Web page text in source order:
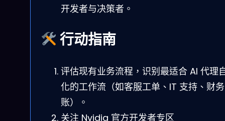
开发者与决策者。
行动指南
评估现有业务流程，识别最适合 AI 代理
化的工作流（如客服工单、IT 支持、财
账）。
关注 Nvidia 官方开发者专区